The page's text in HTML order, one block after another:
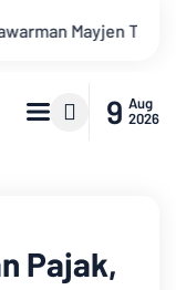
Competition HUT Ke-
9 Aug
2026
Pajak,